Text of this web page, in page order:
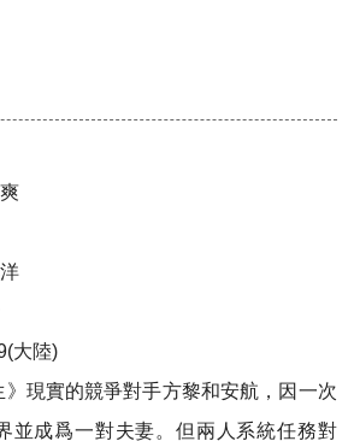
大陸)
》現實的競爭對手方黎和安航，因一次
並成爲一對夫妻。但兩人系統任務對